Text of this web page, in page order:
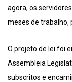
agora, os
meses de trabalho,
O projeto de lei foi
Assembleia
subscritos e